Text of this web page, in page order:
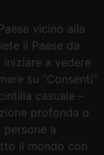
vicino alla
il Paese da
a vedere
su “Consenti”
casuale –
profonda o
a
il mondo con